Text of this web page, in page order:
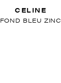
CELINE
FOND BLEU ZINC